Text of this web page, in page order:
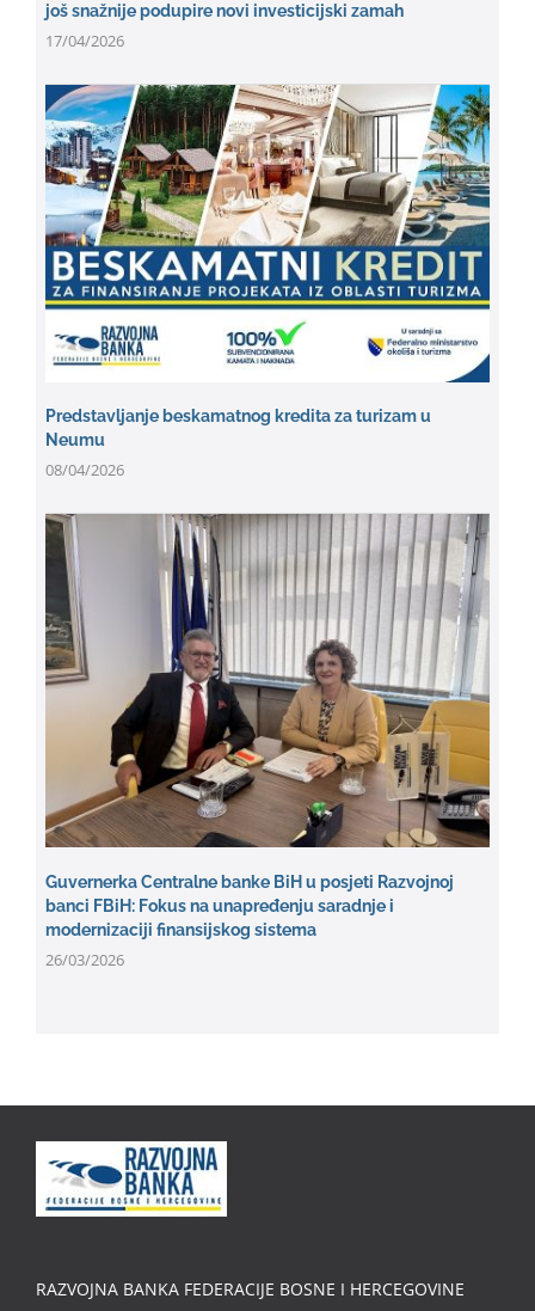
još snažnije podupire novi investicijski zamah
17/04/2026
Predstavljanje beskamatnog kredita za turizam u
Neumu
08/04/2026
Guvernerka Centralne banke BiH u posjeti Razvojnoj
banci FBiH: Fokus na unapređenju saradnje i
modernizaciji finansijskog sistema
26/03/2026
RAZVOJNA BANKA FEDERACIJE BOSNE I HERCEGOVINE